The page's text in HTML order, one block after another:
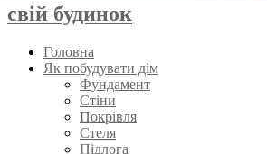
свій будинок
Головна
Як побудувати дім
Фундамент
Стіни
Покрівля
Стеля
Підлога